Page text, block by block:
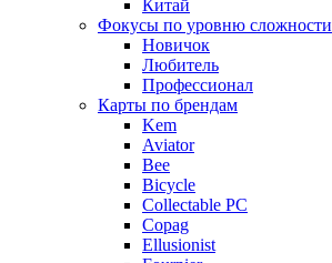
Китай
Фокусы по уровню сложности
Новичок
Любитель
Профессионал
Карты по брендам
Kem
Aviator
Bee
Bicycle
Collectable PC
Copag
Ellusionist